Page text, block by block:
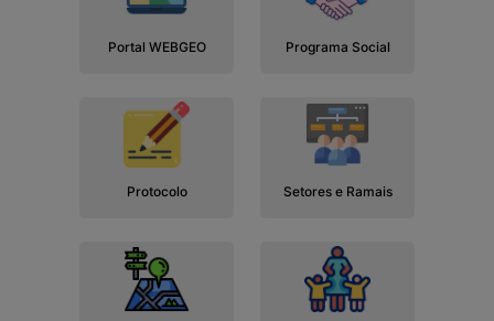
Portal WEBGEO Programa Social
Protocolo Setores e Ramais